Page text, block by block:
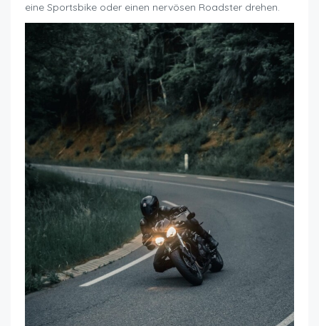
eine Sportsbike oder einen nervösen Roadster drehen.